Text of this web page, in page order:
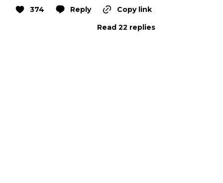
374 Reply
Copy link
Read 22 replies